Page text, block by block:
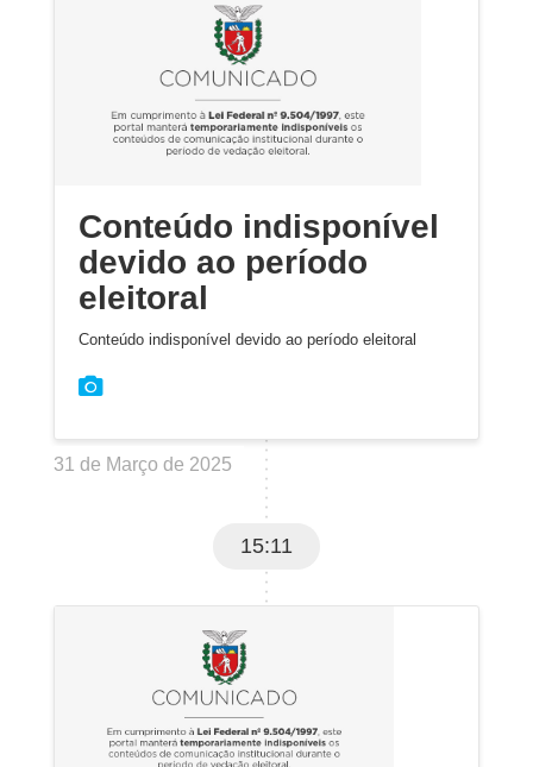
Conteúdo indisponível
devido ao período
eleitoral
Conteúdo indisponível devido ao período eleitoral
31 de Março de 2025
15:11